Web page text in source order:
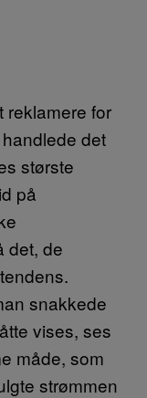
reklamere for
det
største
på
det, de
snakkede
vises, ses
måde, som
strømmen